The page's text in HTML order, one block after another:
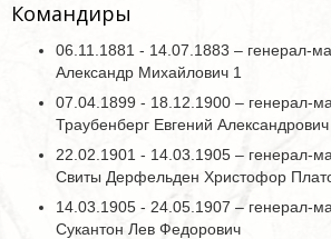
Командиры
06.11.1881 - 14.07.1883 – генерал-
Александр Михайлович 1
07.04.1899 - 18.12.1900 – генерал-
Траубенберг Евгений Александрович
22.02.1901 - 14.03.1905 – генерал-
Свиты Дерфельден Христофор
14.03.1905 - 24.05.1907 – генерал-
Сукантон Лев Федорович